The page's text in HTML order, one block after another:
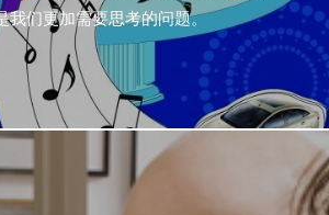
我们更加需要思考的问题。